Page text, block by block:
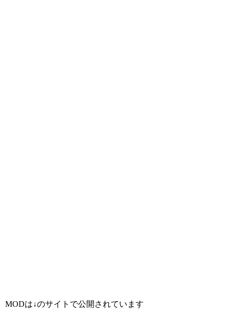
MODは↓のサイトで公開されています